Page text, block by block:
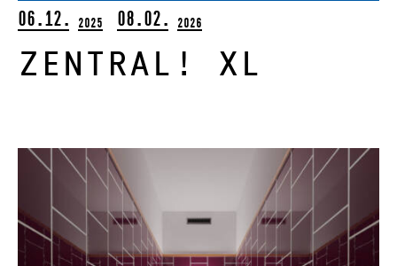
06.12. 2025 08.02. 2026
zentral! XL